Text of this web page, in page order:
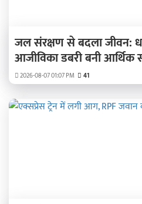
जल संरक्षण से बदला जीवन:
आजीविका डबरी बनी
2026-08-07 01:07 PM 41